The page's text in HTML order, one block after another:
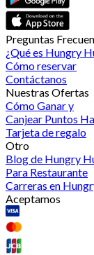
Preguntas
¿Qué es Hungry
Cómo reservar
Contáctanos
Nuestras Ofertas
Cómo Ganar y
Canjear Puntos
Tarjeta de regalo
Otro
Blog de Hungry
Para Restaurante
Carreras en
Aceptamos